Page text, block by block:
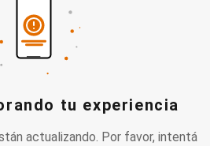
tu experiencia
actualizando. Por favor, intentá